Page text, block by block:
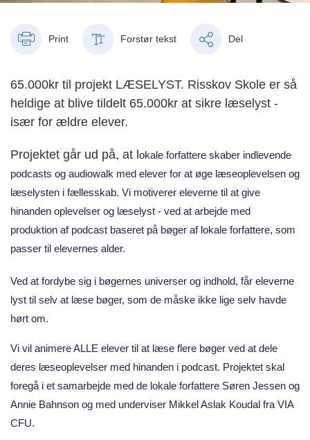
Print Forstør tekst Del
65.000kr til projekt LÆSELYST. Risskov Skole er så
heldige at blive tildelt 65.000kr at sikre læselyst -
især for ældre elever.
Projektet går ud på, at lokale forfattere skaber indlevende
podcasts og audiowalk med elever for at øge læseoplevelsen og
læselysten i fællesskab. Vi motiverer eleverne til at give
hinanden oplevelser og læselyst - ved at arbejde med
produktion af podcast baseret på bøger af lokale forfattere, som
passer til elevernes alder.
Ved at fordybe sig i bøgernes universer og indhold, får eleverne
lyst til selv at læse bøger, som de måske ikke lige selv havde
hørt om.
Vi vil animere ALLE elever til at læse flere bøger ved at dele
deres læseoplevelser med hinanden i podcast. Projektet skal
foregå i et samarbejde med de lokale forfattere Søren Jessen og
Annie Bahnson og med underviser Mikkel Aslak Koudal fra VIA
CFU.